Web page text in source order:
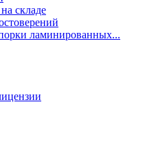
складе
ламинированных...